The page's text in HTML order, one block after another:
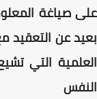
على صياغة
بعيد عن
العلمية التي
النفس